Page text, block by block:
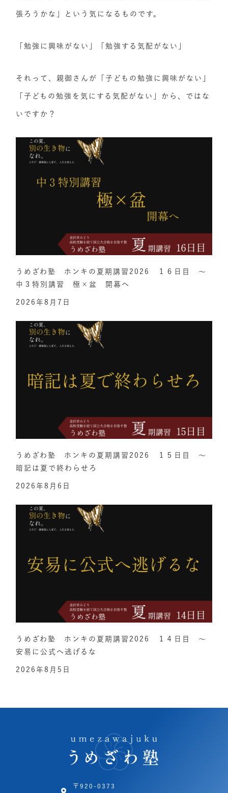
張ろうかな」という気になるものです。
「勉強に興味がない」「勉強する気配がない」
それって、親御さんが「子どもの勉強に興味がない」
「子どもの勉強を気にする気配がない」から、ではな
いですか？
うめざわ塾 ホンキの夏期講習2026 １６日目 ～
中３特別講習 極×盆 開幕へ
2026年8月7日
うめざわ塾 ホンキの夏期講習2026 １５日目 ～
暗記は夏で終わらせろ
2026年8月6日
うめざわ塾 ホンキの夏期講習2026 １４日目 ～
安易に公式へ逃げるな
2026年8月5日
〒920-0373